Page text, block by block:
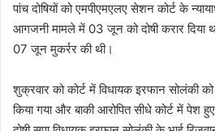
पांच दोषियों को एमपीएमएलए सेशन कोर्ट के
आगजनी मामले में 03 जून को दोषी करार दिया
07 जून मुकर्रर की थी।
शुक्रवार को कोर्ट में विधायक इरफान सोलंकी
किया गया और बाकी आरोपित सीधे कोर्ट में पेश